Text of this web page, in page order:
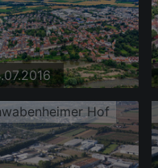
Hof